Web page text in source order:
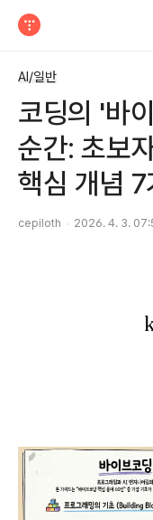
AI/일반
코딩의 '바
순간: 초보
핵심 개념 7
cepiloth 2026. 4. 3.